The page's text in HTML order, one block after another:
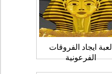
لعبة ايجاد الفروقات
الفرعونية